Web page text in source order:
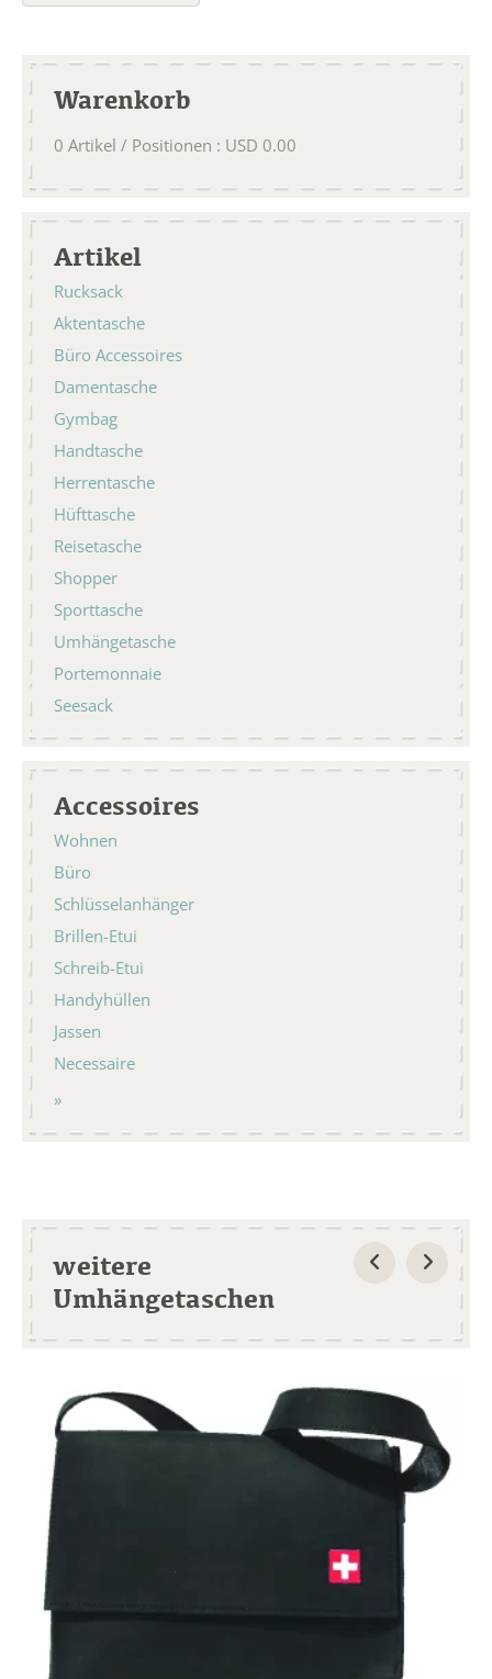
Warenkorb
0 Artikel / Positionen : USD 0.00
Artikel
Rucksack
Aktentasche
Büro Accessoires
Damentasche
Gymbag
Handtasche
Herrentasche
Hüfttasche
Reisetasche
Shopper
Sporttasche
Umhängetasche
Portemonnaie
Seesack
Accessoires
Wohnen
Büro
Schlüsselanhänger
Brillen-Etui
Schreib-Etui
Handyhüllen
Jassen
Necessaire
weitere
Umhängetaschen